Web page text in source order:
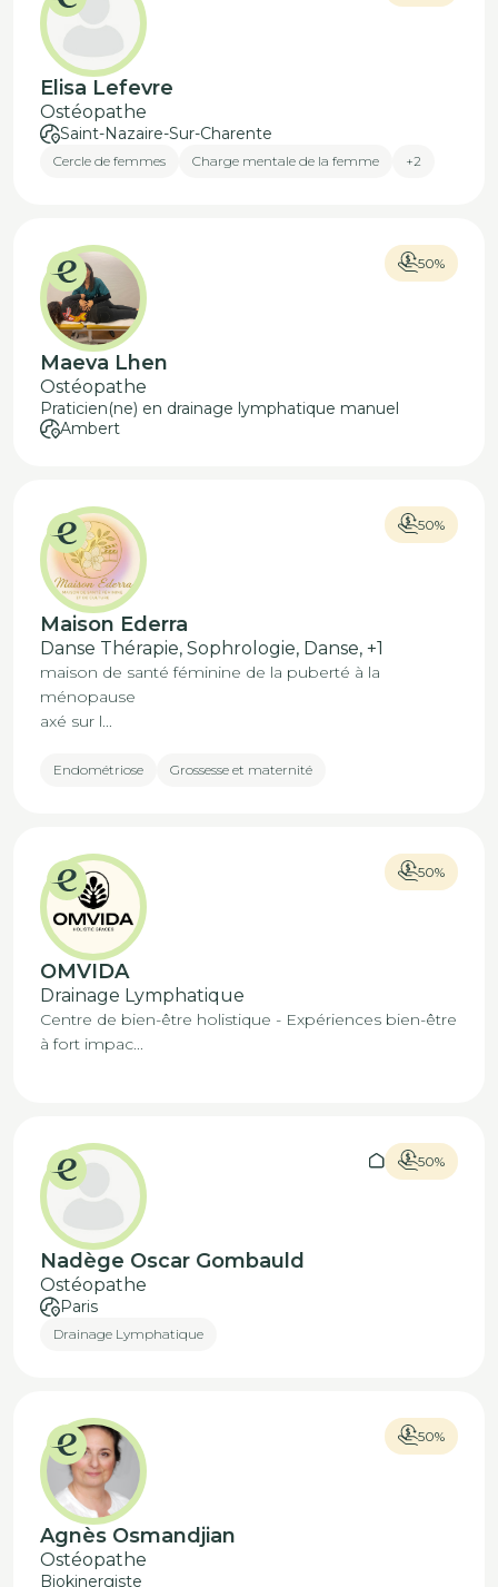
Elisa Lefevre
Ostéopathe
Saint-Nazaire-Sur-Charente
Cercle de femmes Charge mentale de la femme +2
50%
Maeva Lhen
Ostéopathe
Praticien(ne) en drainage lymphatique manuel
Ambert
50%
Maison Ederra
Danse Thérapie, Sophrologie, Danse, +1
maison de santé féminine de la puberté à la
ménopause
axé sur l...
Endométriose Grossesse et maternité
50%
OMVIDA
Drainage Lymphatique
Centre de bien-être holistique - Expériences bien-être
à fort impac...
50%
Nadège Oscar Gombauld
Ostéopathe
Paris
Drainage Lymphatique
50%
Agnès Osmandjian
Ostéopathe
Biokinergiste